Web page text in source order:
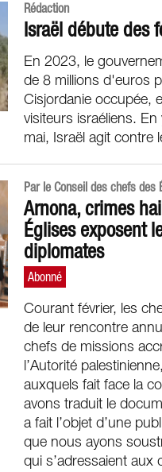
Rédaction
Israël débute des
En 2023, le
de 8 millions d'euros
Cisjordanie occupée,
visiteurs israéliens.
mai, Israël agit contre
Par le Conseil des chefs des
Arnona, crimes
Églises exposent
diplomates
Courant février, les
de leur rencontre
chefs de missions
l’Autorité
auxquels fait face la
avons traduit le
a fait l’objet d’une
que nous ayons
qui s’adressaient aux